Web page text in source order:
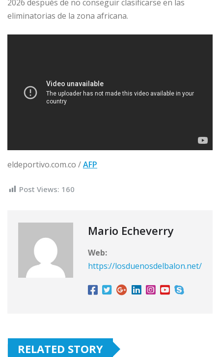
2026 después de no conseguir clasificarse en las
eliminatorias de la zona africana.
eldeportivo.com.co /AFP
Post Views: 160
Mario Echeverry
Web:
https://losduenosdelbalon.net/
RELATED STORY